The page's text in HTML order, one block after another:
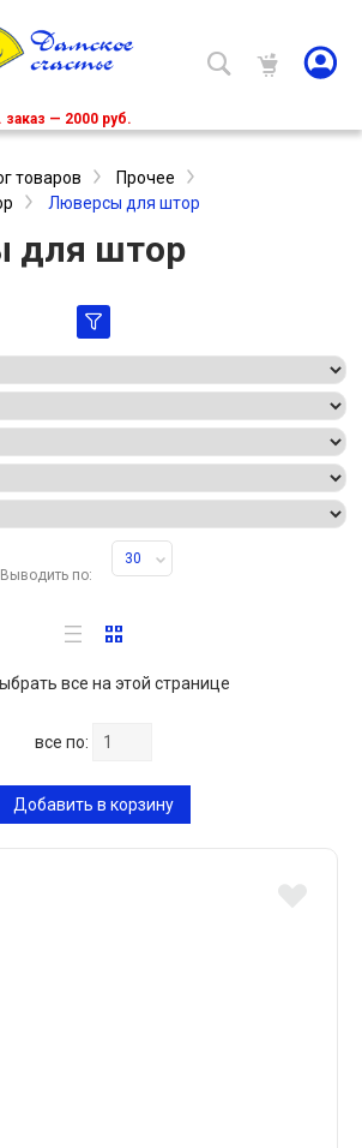
— 2000 руб.
товаров
Прочее
Люверсы для штор
для штор
Выводить по:
30
все на этой странице
все по:
Добавить в корзину